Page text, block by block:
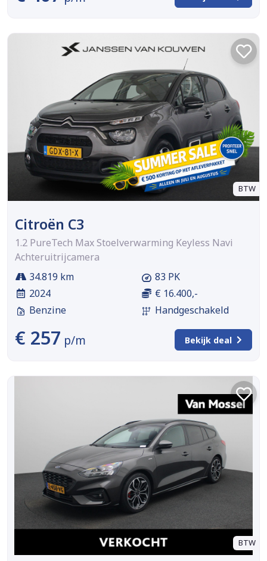
BTW
Citroën C3
1.2 PureTech Max Stoelverwarming Keyless Navi
Achteruitrijcamera
34.819 km
2024
Benzine
83 PK
€ 16.400,-
Handgeschakeld
€ 257 p/m Bekijk deal
BTW